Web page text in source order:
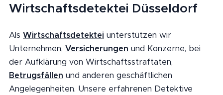
Wirtschaftsdetektei Düsseldorf
Als Wirtschaftsdetektei unterstützen wir
Unternehmen, Versicherungen und Konzerne, bei
der Aufklärung von Wirtschaftsstraftaten,
Betrugsfällen und anderen geschäftlichen
Angelegenheiten. Unsere erfahrenen Detektive